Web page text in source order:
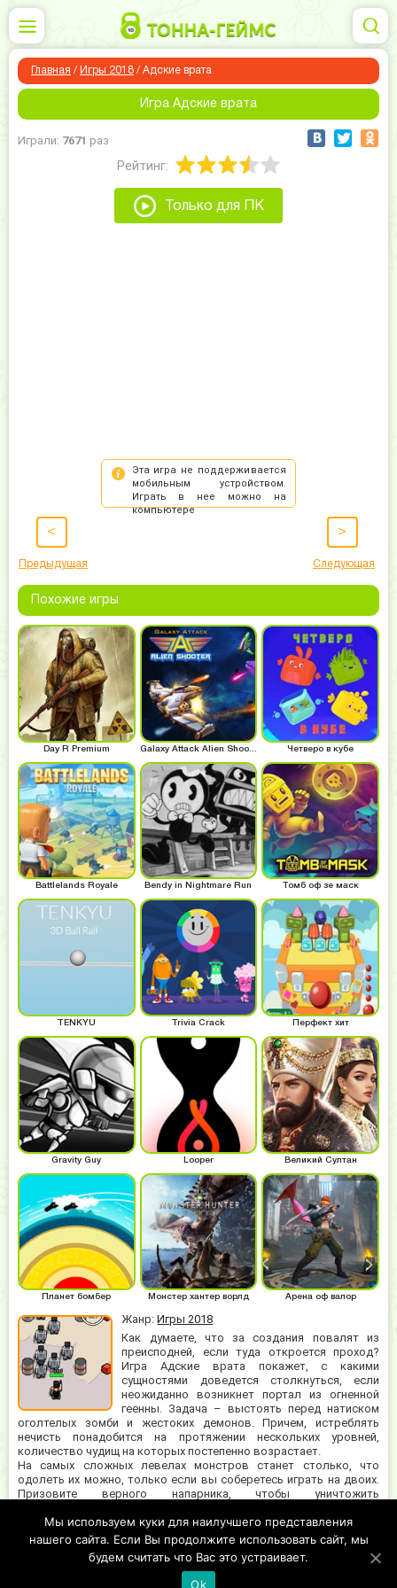
Главная / Игры 2018 / Адские врата
Игра Адские врата
Играли: 7671 раз
Рейтинг:
Только для ПК
<
Предыдущая
>
Следующая
Жанр:Игры 2018
Как думаете, что за создания повалят из
преисподней, если туда откроется проход?
Игра Адские врата покажет, с какими
сущностями доведется столкнуться, если
неожиданно возникнет портал из огненной
геенны. Задача – выстоять перед натиском
оголтелых зомби и жестоких демонов. Причем, истреблять
нечисть понадобится на протяжении нескольких уровней,
количество чудищ на которых постепенно возрастает.
На самых сложных левелах монстров станет столько, что
одолеть их можно, только если вы соберетесь играть на двоих.
Призовите верного напарника, чтобы уничтожить
нежити предлагается скорострельными пистолетами,
штурмовыми автоматами узи, разрывными минами и даже
мощными гранатометами.
Похожие игры
Day R Premium Galaxy Attack Alien Shooter Четверо в кубе
Battlelands Royale Bendy in Nightmare Run Томб оф зе маск
TENKYU Trivia Crack Перфект хит
Gravity Guy Looper Великий Султан
Планет бомбер Монстер хантер ворлд Арена оф валор
Мы используем куки для наилучшего представления
нашего сайта. Если Вы продолжите использовать сайт, мы
будем считать что Вас это устраивает.
Ok